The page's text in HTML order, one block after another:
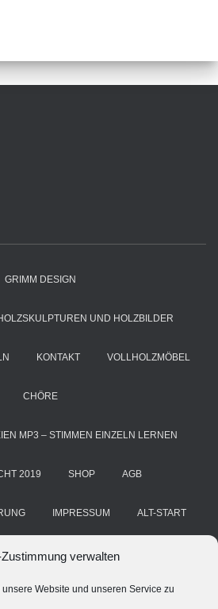
verwalten
Website und unseren Service zu
GRIMM DESIGN
UND HOLZBILDER
KONTAKT VOLLHOLZMÖBEL
CHÖRE
MP3 – STIMMEN EINZELN LERNEN
2019 SHOP AGB
IMPRESSUM ALT-START
KUNST & HANDWERK
STIMME. DEIN CHOR. DEIN ERFOLG